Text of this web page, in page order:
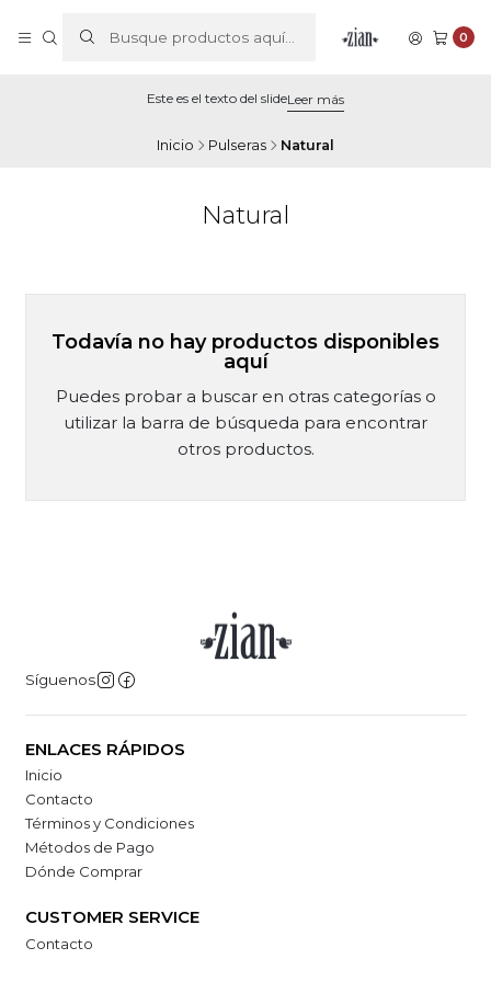
0
Este es el texto del slideLeer más
Inicio Pulseras Natural
Natural
Todavía no hay productos disponibles
aquí
Puedes probar a buscar en otras categorías o
utilizar la barra de búsqueda para encontrar
otros productos.
Síguenos
ENLACES RÁPIDOS
Inicio
Contacto
Términos y Condiciones
Métodos de Pago
Dónde Comprar
CUSTOMER SERVICE
Contacto